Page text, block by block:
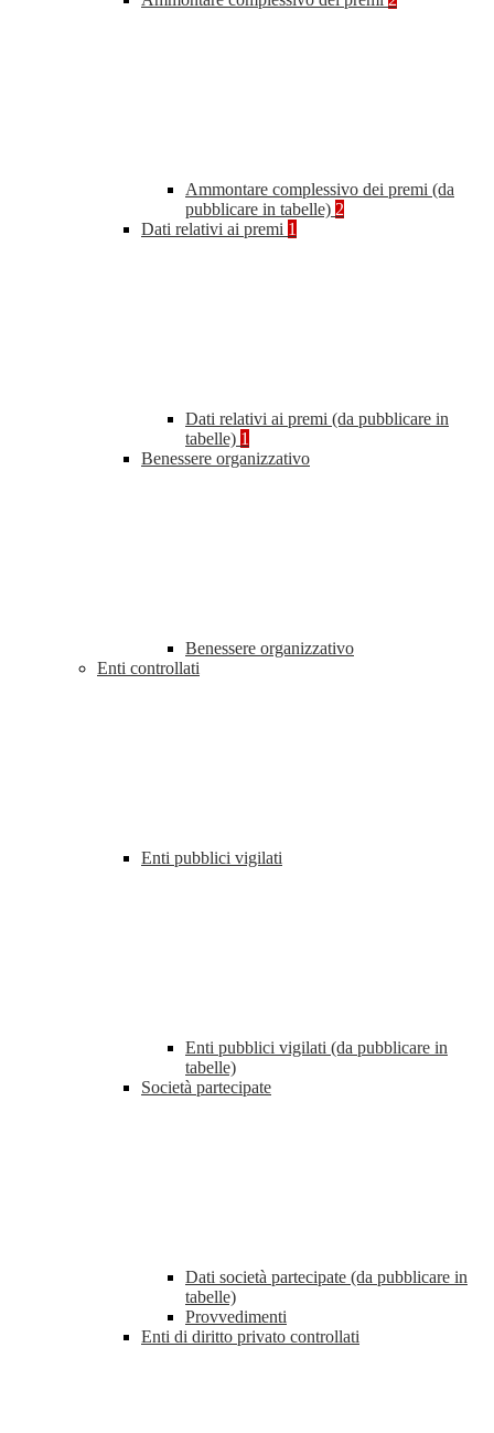
Ammontare complessivo dei premi (da
pubblicare in tabelle) 2
Dati relativi ai premi 1
Dati relativi ai premi (da pubblicare in
tabelle) 1
Benessere organizzativo
Benessere organizzativo
Enti controllati
Enti pubblici vigilati
Enti pubblici vigilati (da pubblicare in
tabelle)
Società partecipate
Dati società partecipate (da pubblicare in
tabelle)
Provvedimenti
Enti di diritto privato controllati